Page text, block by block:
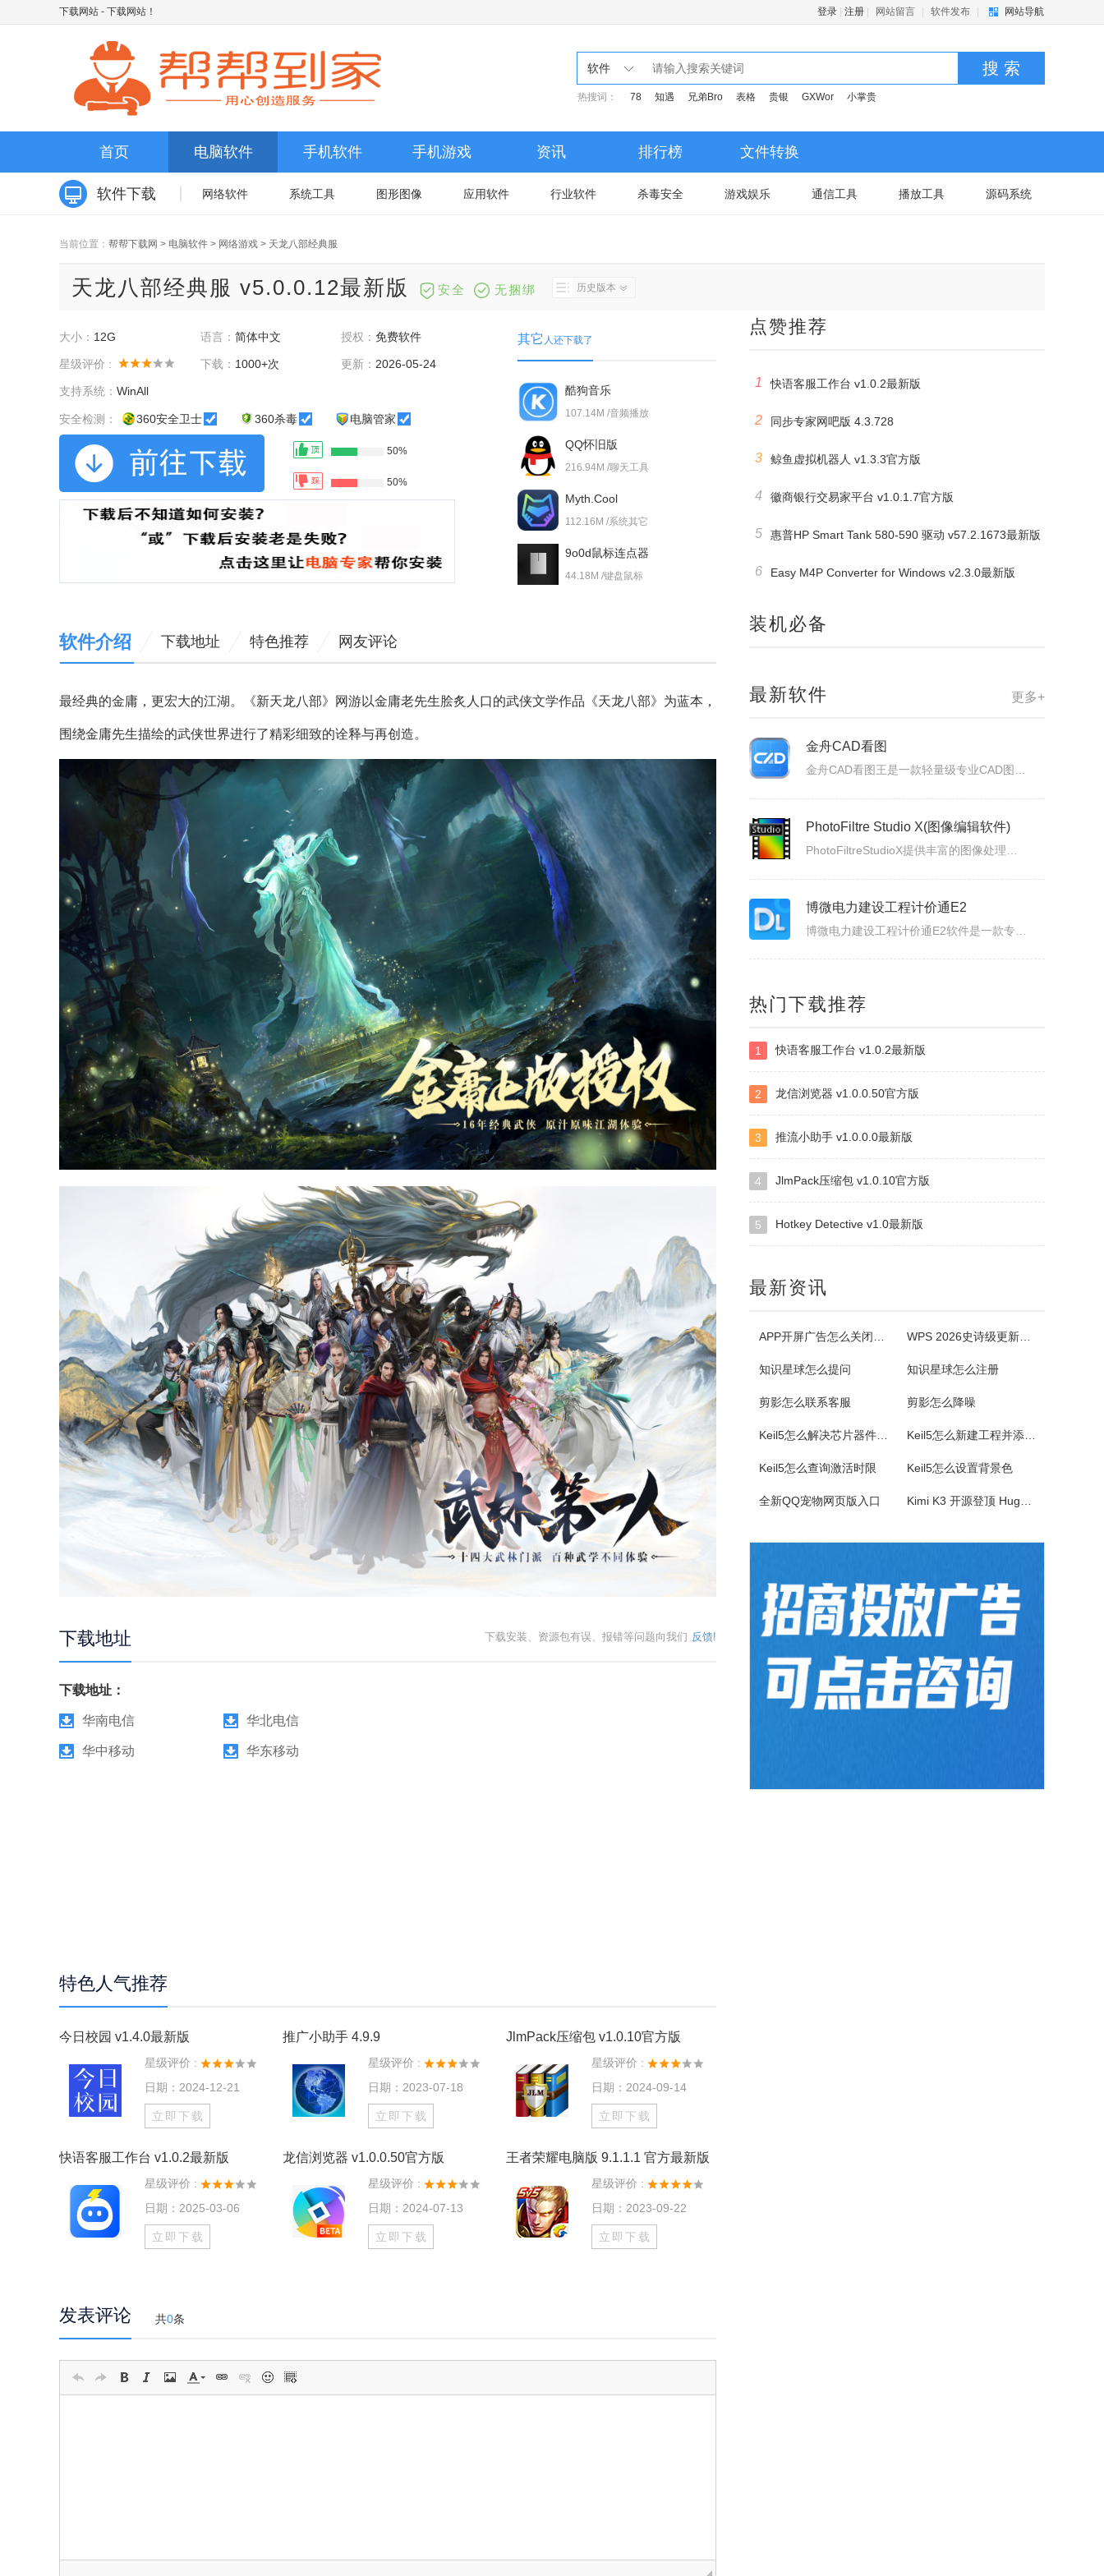
下载网站 - 下载网站！ 登录 注册 网站留言 软件发布 网站导航
软件 搜 索
热搜词： 78 知遇 兄弟Bro 表格 贵银 GXWor 小掌贵
首页 电脑软件 手机软件 手机游戏 资讯 排行榜 文件转换
软件下载 网络软件 系统工具 图形图像 应用软件 行业软件 杀毒安全 游戏娱乐 通信工具 播放工具 源码系统
当前位置： 帮帮下载网 > 电脑软件 > 网络游戏 > 天龙八部经典服
天龙八部经典服 v5.0.0.12最新版 安全 无捆绑 历史版本
大小： 12G 语言： 简体中文 授权：免费软件
星级评价 : 下载： 1000+次 更新： 2026-05-24
支持系统： WinAll
安全检测： 360安全卫士 360杀毒 电脑管家
50%
50%
其它 人还下载了
酷狗音乐
107.14M /音频播放
QQ怀旧版
216.94M /聊天工具
Myth.Cool
112.16M /系统其它
9o0d鼠标连点器
44.18M /键盘鼠标
软件介绍 下载地址 特色推荐 网友评论
最经典的金庸，更宏大的江湖。《新天龙八部》网游以金庸老先生脍炙人口的武侠文学作品《天龙八部》为蓝本，
围绕金庸先生描绘的武侠世界进行了精彩细致的诠释与再创造。
下载地址 下载安装、资源包有误、报错等问题向我们 反馈!
下载地址：
华南电信 华北电信
华中移动 华东移动
特色人气推荐
今日校园 v1.4.0最新版
星级评价 :
日期：2024-12-21
立即下载
推广小助手 4.9.9
星级评价 :
日期：2023-07-18
立即下载
JlmPack压缩包 v1.0.10官方版
星级评价 :
日期：2024-09-14
立即下载
快语客服工作台 v1.0.2最新版
星级评价 :
日期：2025-03-06
立即下载
龙信浏览器 v1.0.0.50官方版
星级评价 :
日期：2024-07-13
立即下载
王者荣耀电脑版 9.1.1.1 官方最新版
星级评价 :
日期：2023-09-22
立即下载
发表评论 共0条
点赞推荐
1 快语客服工作台 v1.0.2最新版
2 同步专家网吧版 4.3.728
3 鲸鱼虚拟机器人 v1.3.3官方版
4 徽商银行交易家平台 v1.0.1.7官方版
5 惠普HP Smart Tank 580-590 驱动 v57.2.1673最新版
6 Easy M4P Converter for Windows v2.3.0最新版
装机必备
更多+
最新软件
图片裁剪神器
金舟CAD看图
PhotoFiltre Studio X(图像编辑软件)
PhotoFiltreStudioX提供丰富的图像处理功能，可以在软件裁剪图像，直接降低图像尺寸，可以在软件添加图像滤镜，将图像转换艺术效果，将图像转换漫画效果，将图像转换浮雕效果，提供的滤镜类型还是非常丰富的，对于需要将本地图像转换风格的朋友很有帮助，PhotoFiltreStudioX软件也提供...
内存地址遍历工具
NovellNetWareRevisor
NovellNetwareRevisor允许你收取并储存服务器的描述信息，包括容器，用户组，用户，其间的关系层次，目录的读取权限，察看连上的用户和他们所打开的文件，断开不想要用户的连接，控制注册，建立关于对象结构的HTML报告，建立虚拟服务器，恢复目录结构以及拥有的权利等。
装机吧一键重装系统
Raw
热门下载推荐
1 快语客服工作台 v1.0.2最新版
2 龙信浏览器 v1.0.0.50官方版
3 推流小助手 v1.0.0.0最新版
4 JlmPack压缩包 v1.0.10官方版
5 Hotkey Detective v1.0最新版
最新资讯
APP开屏广告怎么关闭？3招彻底关闭跳转 WPS 2026史诗级更新！重构存储管理，深度融合AI应用
知识星球怎么提问 知识星球怎么注册
剪影怎么联系客服 剪影怎么降噪
Keil5怎么解决芯片器件库找不到 Keil5怎么新建工程并添加汇编文件生成HEX文件
Keil5怎么查询激活时限 Keil5怎么设置背景色
全新QQ宠物网页版入口 Kimi K3 开源登顶 Hugging Face！如何免费使用？